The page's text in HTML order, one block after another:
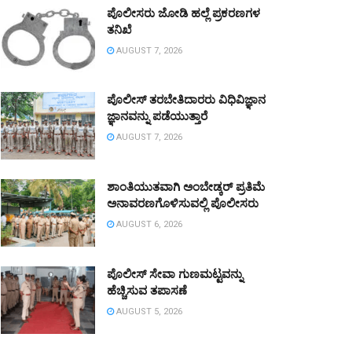
ಪೊಲೀಸರು ಜೋಡಿ ಹಲ್ಲೆ ಪ್ರಕರಣಗಳ
ತನಿಖೆ
AUGUST 7, 2026
ಪೊಲೀಸ್ ತರಬೇತಿದಾರರು ವಿಧಿವಿಜ್ಞಾನ
ಜ್ಞಾನವನ್ನು ಪಡೆಯುತ್ತಾರೆ
AUGUST 7, 2026
ಶಾಂತಿಯುತವಾಗಿ ಅಂಬೇಡ್ಕರ್ ಪ್ರತಿಮೆ
ಅನಾವರಣಗೊಳಿಸುವಲ್ಲಿ ಪೊಲೀಸರು
AUGUST 6, 2026
ಪೊಲೀಸ್ ಸೇವಾ ಗುಣಮಟ್ಟವನ್ನು
ಹೆಚ್ಚಿಸುವ ತಪಾಸಣೆ
AUGUST 5, 2026